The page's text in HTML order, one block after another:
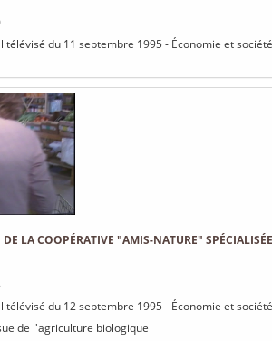
télévisé du 11 septembre 1995 - Économie et
DE LA COOPÉRATIVE "AMIS-NATURE"
télévisé du 12 septembre 1995 - Économie et
de l'agriculture biologique